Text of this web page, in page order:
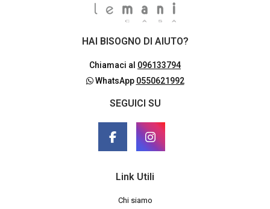
HAI BISOGNO DI AIUTO?
Chiamaci al 096133794
WhatsApp 0550621992
SEGUICI SU
Link Utili
Chi siamo